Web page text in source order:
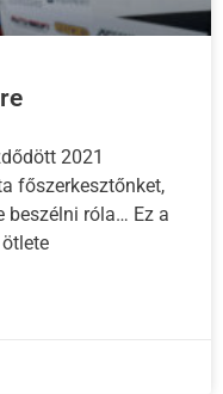
2021
főszerkesztőnket,
beszélni róla… Ez a